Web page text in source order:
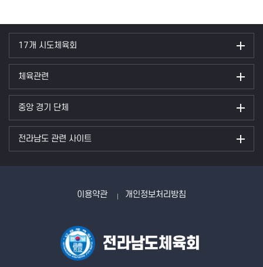
17개 시도체육회
체육관련
중앙 경기 단체
전라남도 관련 사이트
이용약관 개인정보처리방침